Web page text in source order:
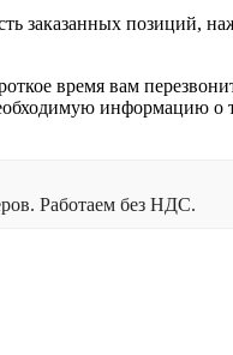
заказанных позиций,
время вам
информацию о
Работаем без НДС.